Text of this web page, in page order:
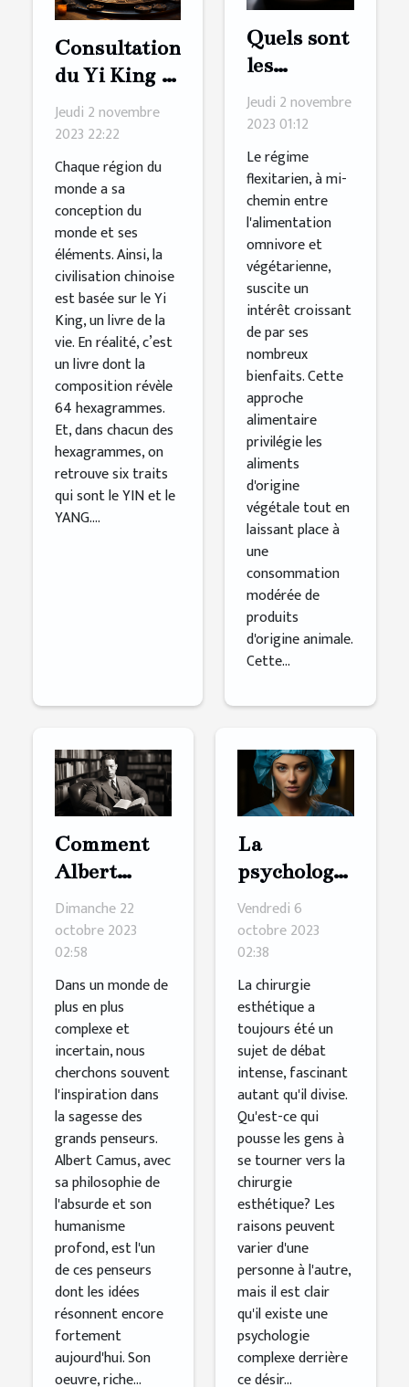
Consultation
du Yi King :
comment s’y
prendre ?
Jeudi 2 novembre
2023 22:22
Chaque région du
monde a sa
conception du
monde et ses
éléments. Ainsi, la
civilisation chinoise
est basée sur le Yi
King, un livre de la
vie. En réalité, c’est
un livre dont la
composition révèle
64 hexagrammes.
Et, dans chacun des
hexagrammes, on
retrouve six traits
qui sont le YIN et le
YANG....
Quels sont
les
avantages
à adopter
un régime
flexitarien
?
Jeudi 2 novembre
2023 01:12
Le régime
flexitarien, à mi-
chemin entre
l'alimentation
omnivore et
végétarienne,
suscite un
intérêt croissant
de par ses
nombreux
bienfaits. Cette
approche
alimentaire
privilégie les
aliments
d'origine
végétale tout en
laissant place à
une
consommation
modérée de
produits
d'origine animale.
Cette...
Comment
Albert
Camus
inspire les
jeunes
générations
à
réinventer
le monde
Dimanche 22
octobre 2023
02:58
Dans un monde de
plus en plus
complexe et
incertain, nous
cherchons souvent
l'inspiration dans
la sagesse des
grands penseurs.
Albert Camus, avec
sa philosophie de
l'absurde et son
humanisme
profond, est l'un
de ces penseurs
dont les idées
résonnent encore
fortement
aujourd'hui. Son
oeuvre, riche...
La
psychologie
derrière le
désir de
chirurgie
esthétique
Vendredi 6
octobre 2023
02:38
La chirurgie
esthétique a
toujours été un
sujet de débat
intense, fascinant
autant qu'il divise.
Qu'est-ce qui
pousse les gens à
se tourner vers la
chirurgie
esthétique? Les
raisons peuvent
varier d'une
personne à l'autre,
mais il est clair
qu'il existe une
psychologie
complexe derrière
ce désir...